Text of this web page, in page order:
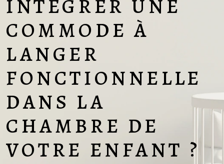
INTÉGRER UNE
COMMODE À
LANGER
FONCTIONNELLE
DANS LA
CHAMBRE DE
VOTRE ENFANT ?